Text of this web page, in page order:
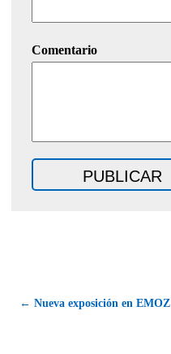
Comentario
← Nueva exposición en EMOZ